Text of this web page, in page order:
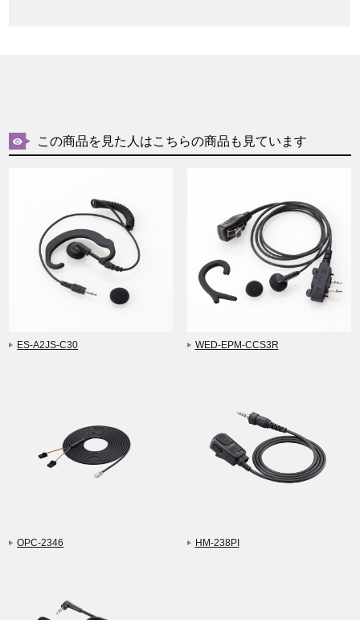
この商品を見た人はこちらの商品も見ています
ES-A2JS-C30 WED-EPM-CCS3R
OPC-2346 HM-238PI